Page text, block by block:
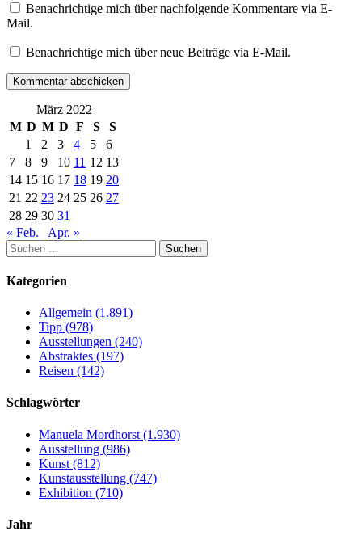
Benachrichtige mich über nachfolgende Kommentare via E-
Mail.
Benachrichtige mich über neue Beiträge via E-Mail.
März 2022
M D M D F S
S
1
2 3 4 5
6
7
8 9 10 11 12 13
14 15 16 17 18 19 20
21 22 23 24 25 26 27
28 29 30 31
« Feb.
Apr. »
Suchen
nach:
Kategorien
Allgemein (1.891)
Tipp (978)
Ausstellungen (240)
Abstraktes (197)
Reisen (142)
Schlagwörter
Manuela Mordhorst (1.930)
Ausstellung (986)
Kunst (812)
Kunstausstellung (747)
Exhibition (710)
Jahr